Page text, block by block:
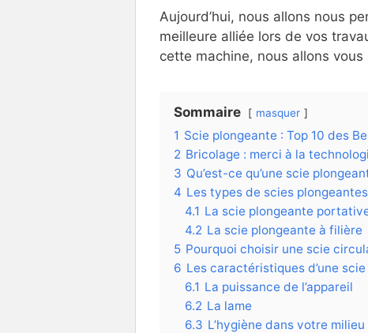
Aujourd’hui, nous allons nous
meilleure alliée lors de vos
cette machine, nous allons
Sommaire masquer
1 Scie plongeante : Top 10 des
2 Bricolage : merci à la
3 Qu’est-ce qu’une scie
4 Les types de scies plongeantes
4.1 La scie plongeante
4.2 La scie plongeante à filière
5 Pourquoi choisir une scie
6 Les caractéristiques d’une
6.1 La puissance de l’appareil
6.2 La lame
6.3 L’hygiène dans votre